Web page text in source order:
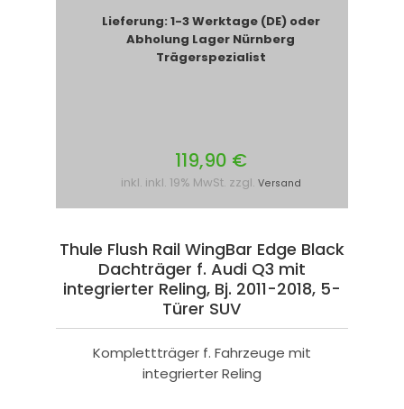
Lieferung: 1-3 Werktage (DE) oder
Abholung Lager Nürnberg
Trägerspezialist
119,90 €
inkl. inkl. 19% MwSt. zzgl. Versand
Thule Flush Rail WingBar Edge Black
Dachträger f. Audi Q3 mit
integrierter Reling, Bj. 2011-2018, 5-
Türer SUV
Komplettträger f. Fahrzeuge mit
integrierter Reling